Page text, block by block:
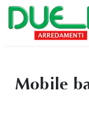
Mobile